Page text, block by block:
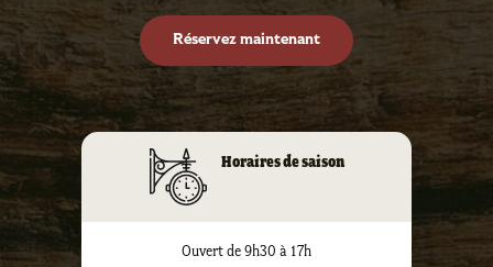
Horaires de saison
Ouvert de 9h30 à 17h
Réservez maintenant